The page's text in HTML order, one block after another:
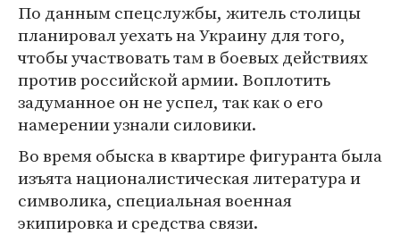
По данным спецслужбы, житель столицы
планировал уехать на Украину для того,
чтобы участвовать там в боевых действиях
против российской армии. Воплотить
задуманное он не успел, так как о его
намерении узнали силовики.
Во время обыска в квартире фигуранта была
изъята националистическая литература и
символика, специальная военная
экипировка и средства связи.